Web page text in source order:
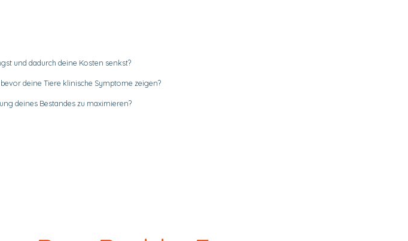
und dadurch deine Kosten senkst?
deine Tiere klinische Symptome zeigen?
deines Bestandes zu maximieren?